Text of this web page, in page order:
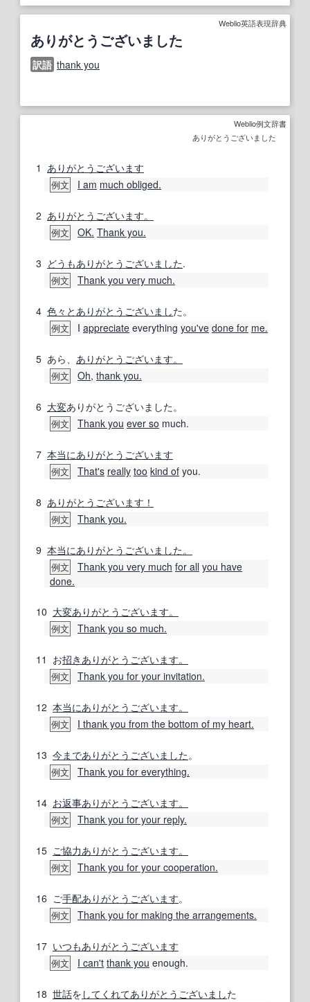
Weblio英語表現辞典
ありがとうございました
訳語 thank you
Weblio例文辞書
ありがとうございました
1 ありがとうございます
例文 I am much obliged.
2 ありがとうございます。
例文 OK. Thank you.
3 どうもありがとうございました.
例文 Thank you very much.
4 色々 とありがとう ございました。
例文 I appreciate everything you've done for me.
5 あら、 ありがとうございます。
例文 Oh, thank you.
6 大変ありがとうございました。
例文 Thank you ever so much.
7 本当にありがとうございます
例文 That's really too kind of you.
8 ありがとうございます！
例文 Thank you.
9 本当にありがとうございました。
例文 Thank you very much for all you have
done.
10 大変ありがとうございます。
例文 Thank you so much.
11 お招き ありがとうございます。
例文 Thank you for your invitation.
12 本当にありがとうございます。
例文 I thank you from the bottom of my heart.
13 今までありがとうございました。
例文 Thank you for everything.
14 お返事ありがとうございます。
例文 Thank you for your reply.
15 ご協力ありがとうございます。
例文 Thank you for your cooperation.
16 ご手配ありがとう ございます。
例文 Thank you for making the arrangements.
17 いつもありがとうございます
例文 I can't thank you enough.
18 世話を してくれてありがとう ございました